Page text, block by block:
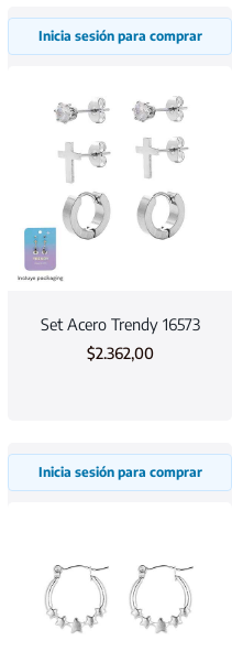
Inicia sesión para comprar
Set Acero Trendy 16573
$2.362,00
Inicia sesión para comprar